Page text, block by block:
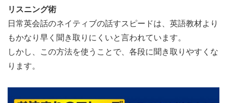
リスニング術
日常英会話のネイティブの話すスピードは、英語教材より
もかなり早く聞き取りにくいと言われています。
しかし、この方法を使うことで、各段に聞き取りやすくな
ります。